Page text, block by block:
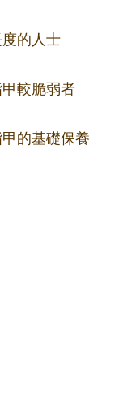
度的人士
甲較脆弱者
甲的基礎保養